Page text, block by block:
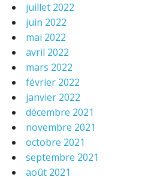
juillet 2022
juin 2022
mai 2022
avril 2022
mars 2022
février 2022
janvier 2022
décembre 2021
novembre 2021
octobre 2021
septembre 2021
août 2021